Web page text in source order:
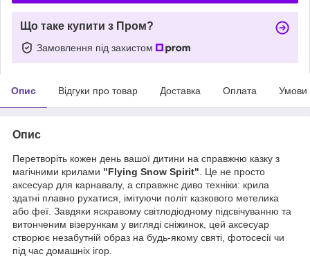
Що таке купити з Пром?
Замовлення під захистом
Опис Відгуки про товар Доставка Оплата Умови
Опис
Перетворіть кожен день вашої дитини на справжню казку з
магічними крилами "Flying Snow Spirit" . Це не просто
аксесуар для карнавалу, а справжнє диво техніки: крила
здатні плавно рухатися, імітуючи політ казкового метелика
або феї. Завдяки яскравому світлодіодному підсвічуванню та
витонченим візерункам у вигляді сніжинок, цей аксесуар
створює незабутній образ на будь-якому святі, фотосесії чи
під час домашніх ігор.